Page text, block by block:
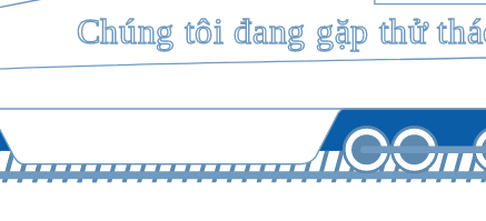
Chúng tôi đang gặp thử